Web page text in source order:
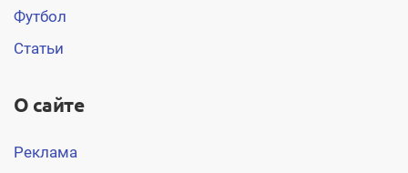
Футбол
Статьи
О сайте
Реклама